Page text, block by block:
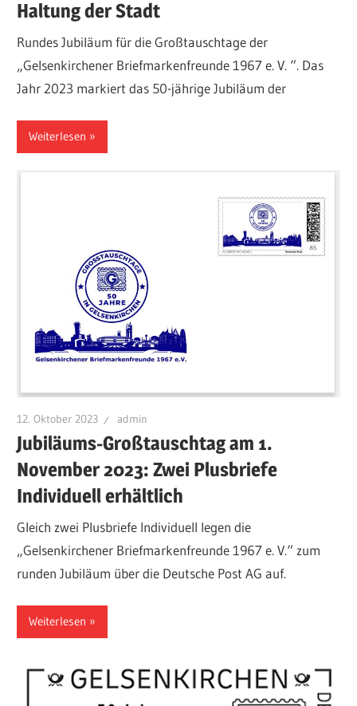
Haltung der Stadt
Rundes Jubiläum für die Großtauschtage der
„Gelsenkirchener Briefmarkenfreunde 1967 e. V. “. Das
Jahr 2023 markiert das 50-jährige Jubiläum der
Weiterlesen
12. Oktober 2023 admin
Jubiläums-Großtauschtag am 1.
November 2023: Zwei Plusbriefe
Individuell erhältlich
Gleich zwei Plusbriefe Individuell legen die
„Gelsenkirchener Briefmarkenfreunde 1967 e. V.“ zum
runden Jubiläum über die Deutsche Post AG auf.
Weiterlesen